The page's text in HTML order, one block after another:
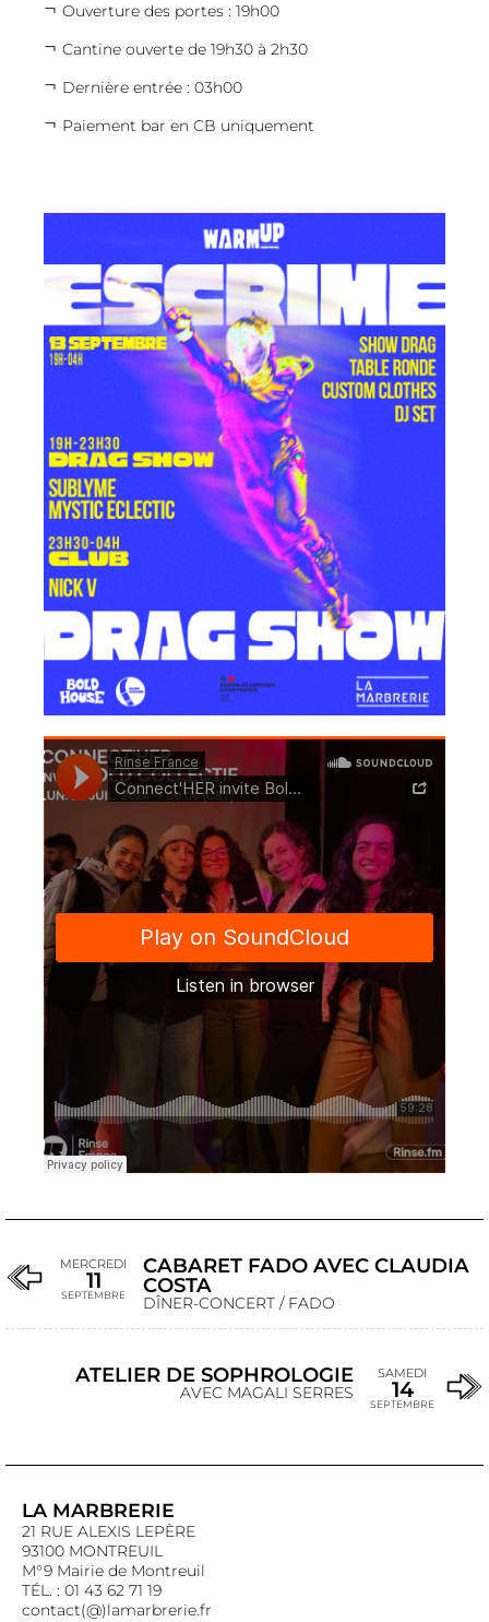
Ouverture des portes : 19h00
Cantine ouverte de 19h30 à 2h30
Dernière entrée : 03h00
Paiement bar en CB uniquement
MERCREDI
11
SEPTEMBRE
CABARET FADO AVEC CLAUDIA
COSTA
DÎNER-CONCERT / FADO
ATELIER DE SOPHROLOGIE
AVEC MAGALI SERRES
SAMEDI
14
SEPTEMBRE
LA MARBRERIE
21 RUE ALEXIS LEPÈRE
93100 MONTREUIL
M°9 Mairie de Montreuil
TÉL. : 01 43 62 71 19
contact(@)lamarbrerie.fr